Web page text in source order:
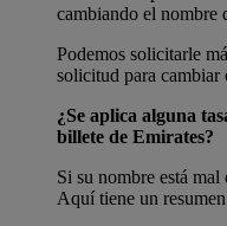
cambiando el nombre
Podemos solicitarle
solicitud para cambiar
¿Se aplica alguna
billete de Emirates?
Si su nombre está
Aquí tiene un resumen